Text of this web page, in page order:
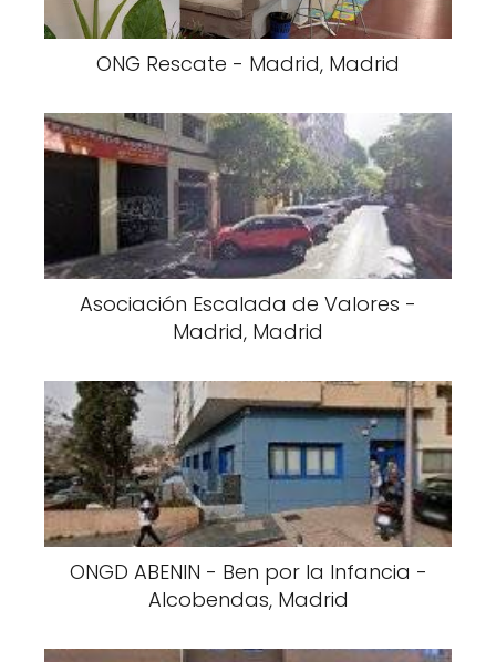
ONG Rescate - Madrid, Madrid
Asociación Escalada de Valores -
Madrid, Madrid
ONGD ABENIN - Ben por la Infancia -
Alcobendas, Madrid